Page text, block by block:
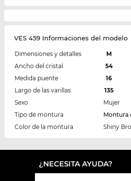
VES 459 Informaciones del modelo
Dimensiones y detalles
M
Ancho del cristal
54
Medida puente
16
Largo de las varillas
135
Sexo
Mujer
Tipo de montura
Montura
Color de la montura
Shiny
¿NECESITA AYUDA?